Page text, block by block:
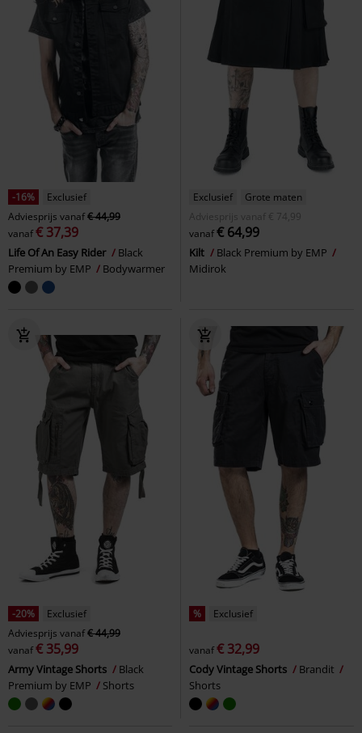
-16%
Exclusief
Adviesprijs vanaf€ 44,99
vanaf€ 37,39
Life Of An Easy Rider
Black
Premium by EMP
Bodywarmer
Exclusief
Grote maten
Adviesprijs
vanaf € 74,99
vanaf€ 64,99
Kilt
Black Premium by EMP
Midirok
-20%
Exclusief
Adviesprijs vanaf€ 44,99
vanaf€ 35,99
Army Vintage Shorts
Black
Premium by EMP
Shorts
% Exclusief
vanaf€ 32,99
Cody Vintage Shorts
Brandit
Shorts